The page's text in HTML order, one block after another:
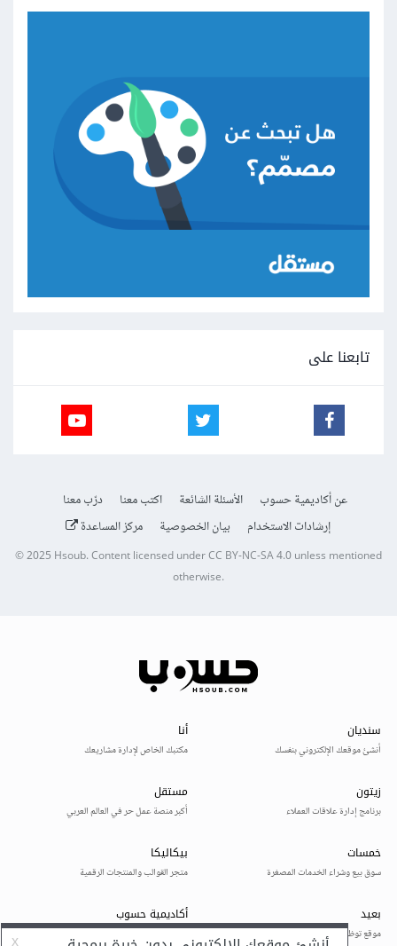
تابعنا على
عن أكاديمية حسوب الأسئلة الشائعة اكتب معنا
درّب معنا
إرشادات الاستخدام
بيان الخصوصية مركز المساعدة
© 2025Hsoub.Content licensed underCC BY-NC-SA 4.0unless mentioned
otherwise.